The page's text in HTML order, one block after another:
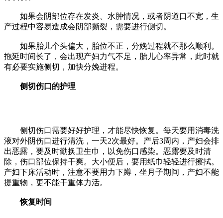
如果会阴部位存在发炎、水肿情况，或者阴道口不宽，生
产过程中容易造成会阴部撕裂，需要进行侧切。
如果胎儿个头偏大，胎位不正，分娩过程就不那么顺利。
拖延时间长了，会出现产妇力气不足，胎儿心率异常，此时就
有必要实施侧切，加快分娩进程。
侧切伤口的护理
侧切伤口需要好好护理，才能尽快恢复。每天要用消毒洗
液对外阴伤口进行清洗，一天2次最好。产后3周内，产妇会排
出恶露，要及时勤换卫生巾，以免伤口感染。恶露要及时清
除，伤口部位保持干爽。大小便后，要用纸巾轻轻进行擦拭。
产妇下床活动时，注意不要用力下蹲，坐月子期间，产妇不能
提重物，更不能干重体力活。
恢复时间